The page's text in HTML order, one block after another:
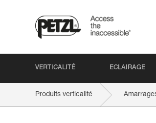
VERTICALITÉ ECLAIRAGE
Produits verticalité